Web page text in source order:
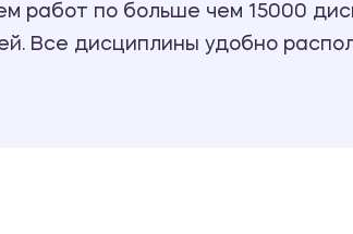
работ по больше чем 15000
Все дисциплины удобно